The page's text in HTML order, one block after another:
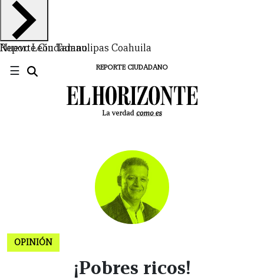
Nuevo LeónTamaulipas Coahuila
Reporte Ciudadano
☰ REPORTE CIUDADANO
LEÓN
INTERNACIONAL
ESPECTÁCULOS
DE
VIDA
SUPLEMENTOS
OPINIÓN
¡Pobres ricos!